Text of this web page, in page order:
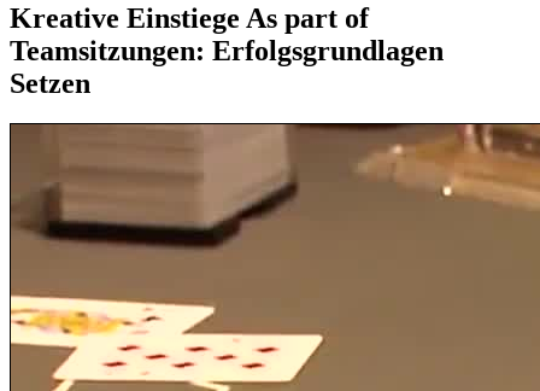
Kreative Einstiege As part of
Teamsitzungen: Erfolgsgrundlagen
Setzen